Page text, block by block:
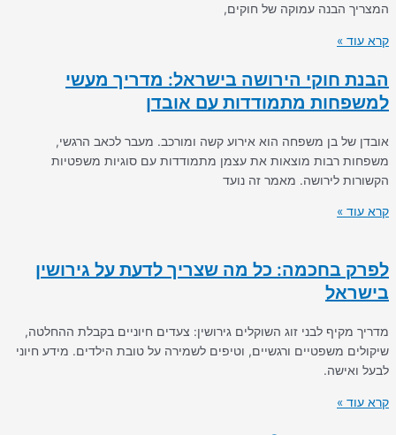
המצריך הבנה עמוקה של חוקים,
קרא עוד »
הבנת חוקי הירושה בישראל: מדריך מעשי
למשפחות מתמודדות עם אובדן
אובדן של בן משפחה הוא אירוע קשה ומורכב. מעבר לכאב הרגשי,
משפחות רבות מוצאות את עצמן מתמודדות עם סוגיות משפטיות
הקשורות לירושה. מאמר זה נועד
קרא עוד »
לפרק בחכמה: כל מה שצריך לדעת על גירושין
בישראל
מדריך מקיף לבני זוג השוקלים גירושין: צעדים חיוניים בקבלת ההחלטה,
שיקולים משפטיים ורגשיים, וטיפים לשמירה על טובת הילדים. מידע חיוני
לבעל ואישה.
קרא עוד »